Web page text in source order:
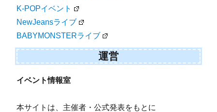
K-POPイベント
NewJeansライブ
BABYMONSTERライブ
運営
イベント情報室
本サイトは、主催者・公式発表をもとに